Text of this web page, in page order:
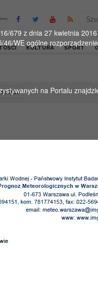
KULTURA SPORT
PDF
679 z dnia 27 kwietnia
WE ogólne
na Portalu